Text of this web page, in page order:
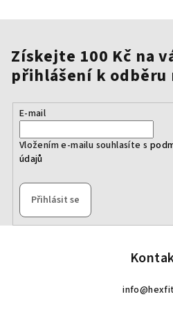
Získejte 100 Kč na
přihlášení k odběru
E-mail
Vložením e-mailu souhlasíte s
údajů
Přihlásit se
Z
info@